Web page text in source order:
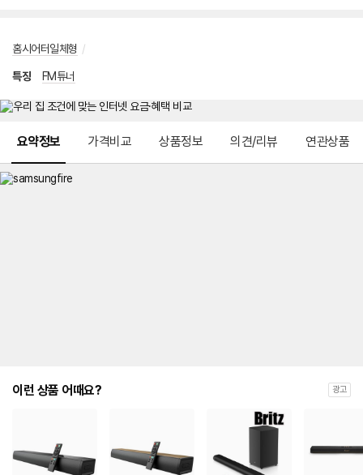
홈시어터일체형 /
특징 FM튜너
요약정보 가격비교 상품정보 의견/리뷰 연관상품
이런 상품 어때요? 광고